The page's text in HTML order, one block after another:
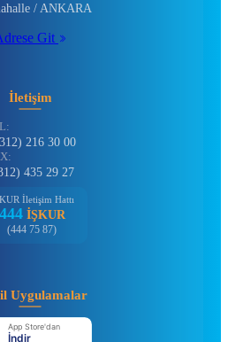
/ ANKARA
Git
İletişim
216 30 00
435 29 27
İletişim Hattı
444 İŞKUR
(444 75 87)
Uygulamalar
App Store'dan
İndir